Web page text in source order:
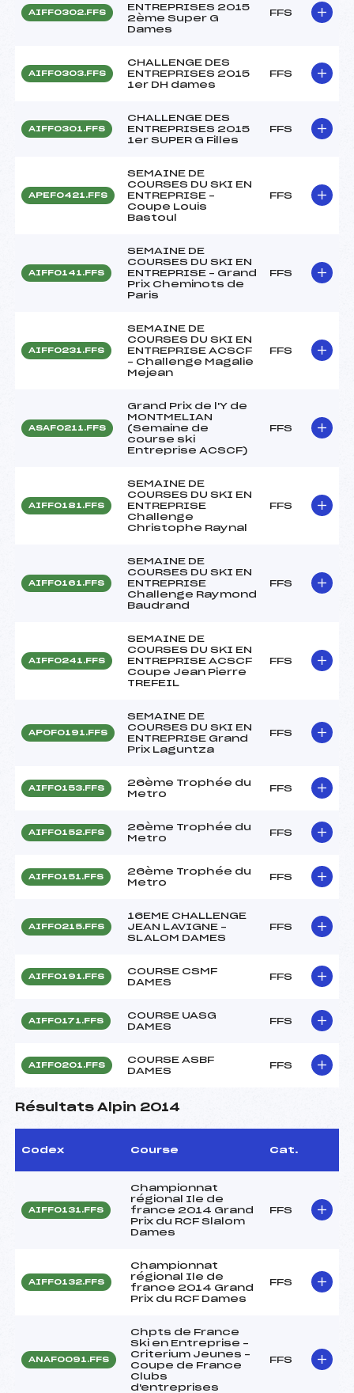
AIFF0302.FFS
ENTREPRISES 2015
2ème Super G
Dames
FFS
AIFF0303.FFS
CHALLENGE DES
ENTREPRISES 2015
1er DH dames
FFS
AIFF0301.FFS
CHALLENGE DES
ENTREPRISES 2015
1er SUPER G Filles
FFS
APEF0421.FFS
SEMAINE DE
COURSES DU SKI EN
ENTREPRISE –
Coupe Louis
Bastoul
FFS
AIFF0141.FFS
SEMAINE DE
COURSES DU SKI EN
ENTREPRISE – Grand
Prix Cheminots de
Paris
FFS
AIFF0231.FFS
SEMAINE DE
COURSES DU SKI EN
ENTREPRISE ACSCF
– Challenge Magalie
Mejean
FFS
ASAF0211.FFS
Grand Prix de l'Y de
MONTMELIAN
(Semaine de
course ski
Entreprise ACSCF)
FFS
AIFF0181.FFS
SEMAINE DE
COURSES DU SKI EN
ENTREPRISE
Challenge
Christophe Raynal
FFS
AIFF0161.FFS
SEMAINE DE
COURSES DU SKI EN
ENTREPRISE
Challenge Raymond
Baudrand
FFS
AIFF0241.FFS
SEMAINE DE
COURSES DU SKI EN
ENTREPRISE ACSCF
Coupe Jean Pierre
TREFEIL
FFS
APOF0191.FFS
SEMAINE DE
COURSES DU SKI EN
ENTREPRISE Grand
Prix Laguntza
FFS
AIFF0153.FFS
26ème Trophée du
Metro
FFS
AIFF0152.FFS
26ème Trophée du
Metro
FFS
AIFF0151.FFS
26ème Trophée du
Metro
FFS
AIFF0215.FFS
16EME CHALLENGE
JEAN LAVIGNE –
SLALOM DAMES
FFS
AIFF0191.FFS
COURSE CSMF
DAMES
FFS
AIFF0171.FFS
COURSE UASG
DAMES
FFS
AIFF0201.FFS
COURSE ASBF
DAMES
FFS
Résultats Alpin 2014
Codex Course Cat.
AIFF0131.FFS
Championnat
régional Ile de
france 2014 Grand
Prix du RCF Slalom
Dames
FFS
AIFF0132.FFS
Championnat
régional Ile de
france 2014 Grand
Prix du RCF Dames
FFS
ANAF0091.FFS
Chpts de France
Ski en Entreprise –
Criterium Jeunes –
Coupe de France
Clubs
d'entreprises
FFS